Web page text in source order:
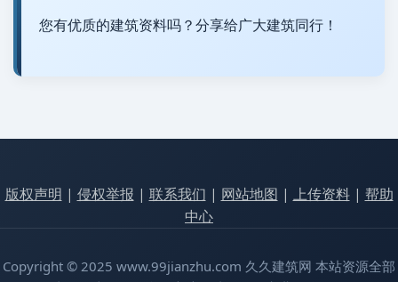
您有优质的建筑资料吗？分享给广大建筑同行！
版权声明 | 侵权举报 | 联系我们 | 网站地图 | 上传资料| 帮助
中心
Copyright © 2025 www.99jianzhu.com 久久建筑网 本站资源全部